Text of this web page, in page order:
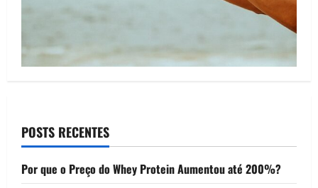
POSTS RECENTES
Por que o Preço do Whey Protein Aumentou até 200%?